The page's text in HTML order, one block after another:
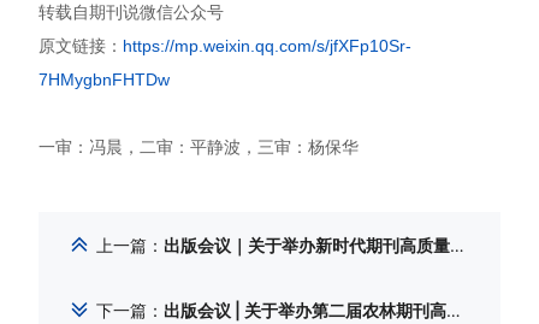
转载自期刊说微信公众号
原文链接： https://mp.weixin.qq.com/s/jfXFp10Sr-
7HMygbnFHTDw
一审：冯晨，二审：平静波，三审：杨保华
上一篇 ： 出版会议｜关于举办新时代期刊高质量发展与编辑能力提升培训班暨第二届“青椰讲堂”的通知（2026年9月12-16日，澄迈）
下一篇 ： 出版会议 | 关于举办第二届农林期刊高质量发展研讨会的通知（2026年8月22-24日，贵阳）